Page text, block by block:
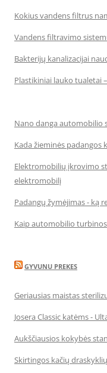
Kokius vandens filtrus
Vandens filtravimo
Bakterijų kanalizacijai
Plastikiniai lauko tualetai
Nano danga automobilio
Kada žieminės padangos
Elektromobilių įkrovimo
elektromobilį
Padangų žymėjimas - ką
Kaip automobilio
GYVUNU PREKES
Geriausias maistas
Josera Classic katėms -
Aukščiausios kokybės
Skirtingos kačių